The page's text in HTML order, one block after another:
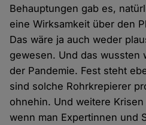
Behauptungen gab es,
eine Wirksamkeit über den
Das wäre ja auch weder
gewesen. Und das wussten
der Pandemie. Fest steht
sind solche Rohrkrepierer
ohnehin. Und weitere
wenn man Expertinnen und